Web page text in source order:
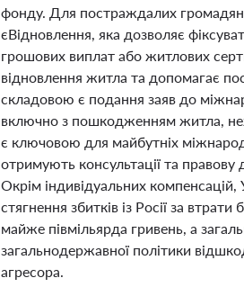
фонду. Для постраждалих громадян
єВідновлення, яка дозволяє
грошових виплат або житлових
відновлення житла та допомагає
складовою є подання заяв до
включно з пошкодженням житла,
є ключовою для майбутніх
отримують консультації та
Окрім індивідуальних
стягнення збитків із Росії за
майже півмільярда гривень, а
загальнодержавної політики
агресора.